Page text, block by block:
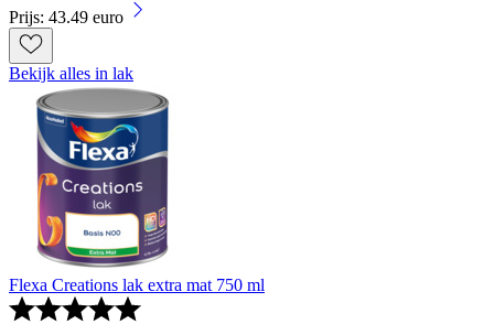
Prijs: 43.49 euro
Bekijk alles in lak
Flexa Creations lak extra mat 750 ml